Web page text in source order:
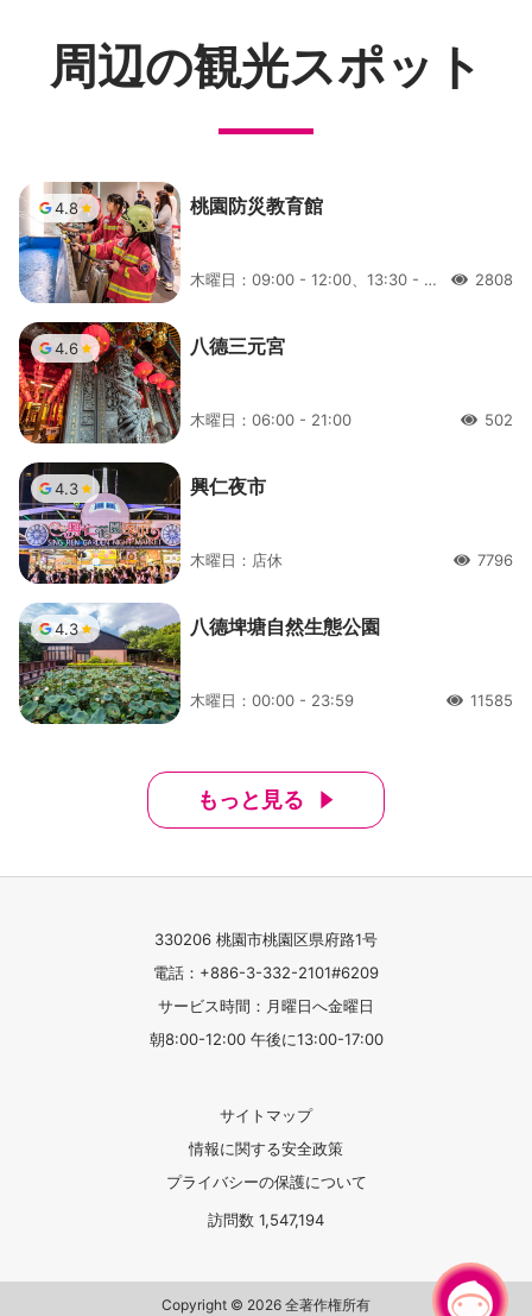
周辺の観光スポット
4.8 桃園防災教育館
木曜日：09:00 - 12:00、13:30 - 16:30 人氣2808
4.6 八德三元宮
木曜日：06:00 - 21:00 人氣502
4.3 興仁夜市
木曜日：店休 人氣7796
4.3 八德埤塘自然生態公園
木曜日：00:00 - 23:59 人氣11585
もっと見る
330206 桃園市桃園区県府路1号
電話：+886-3-332-2101#6209
サービス時間：月曜日へ金曜日
朝8:00-12:00 午後に13:00-17:00
サイトマップ
情報に関する安全政策
プライバシーの保護について
訪問数 1,547,194
Copyright © 2026 全著作権所有
チャットでお問い合わせ